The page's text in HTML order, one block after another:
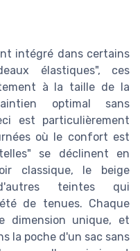
intégré dans certains
élastiques", ces
à la taille de la
optimal sans
est particulièrement
où le confort est
se déclinent en
classique, le beige
teintes qui
de tenues. Chaque
dimension unique, et
la poche d'un sac sans